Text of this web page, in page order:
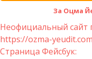
Неофициальный сайт
https://ozma-
Страница Фейсбук: